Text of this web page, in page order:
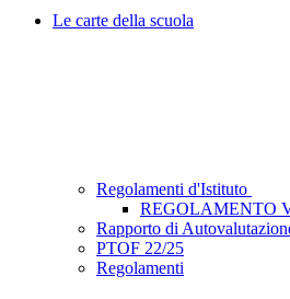
Le carte della scuola
Regolamenti d'Istituto
REGOLAMENTO
Rapporto di
PTOF 22/25
Regolamenti